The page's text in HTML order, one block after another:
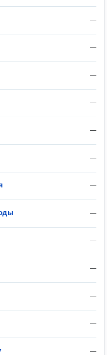
—
—
—
—
—
—
—
—
—
—
—
—
—